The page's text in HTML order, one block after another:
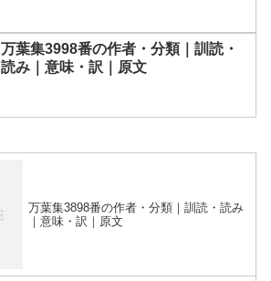
万葉集3998番の作者・分類｜訓読・
読み｜意味・訳｜原文
万葉集3898番の作者・分類｜訓読・読み
｜意味・訳｜原文